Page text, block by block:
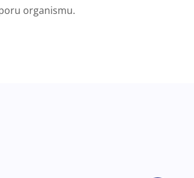
organismu.